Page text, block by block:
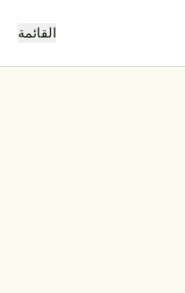
القائمة